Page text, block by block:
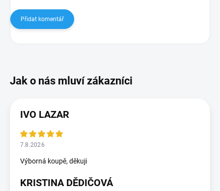
Přidat komentář
IVO LAZAR
7.8.2026
Výborná koupě, děkuji
KRISTINA DĚDIČOVÁ